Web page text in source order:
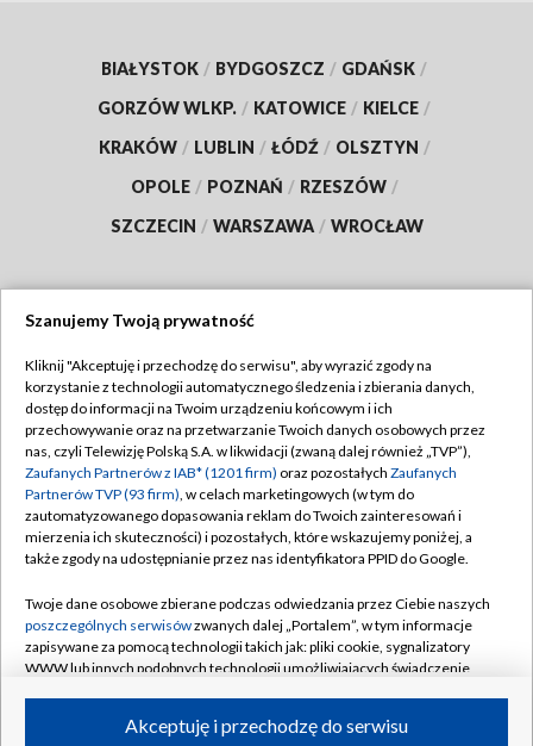
BIAŁYSTOK / BYDGOSZCZ / GDAŃSK /
GORZÓW WLKP. / KATOWICE / KIELCE /
KRAKÓW / LUBLIN / ŁÓDŹ / OLSZTYN /
OPOLE / POZNAŃ / RZESZÓW /
SZCZECIN / WARSZAWA / WROCŁAW
TVP
Abonament TVP
Emisja w TVP
Centrum informacji TVP
Naziemna Telewizja Cyfrowa
Rada Programowa
System NOS
Informacje o nadawcy
Program dla prasy
Regulamin TVP
Polityka prywatności
Moje zgody
Pomoc
Kontakt
Kanały
Szanujemy Twoją prywatność
Kliknij "Akceptuję i przechodzę do serwisu", aby wyrazić zgody na
korzystanie z technologii automatycznego śledzenia i zbierania danych,
dostęp do informacji na Twoim urządzeniu końcowym i ich
przechowywanie oraz na przetwarzanie Twoich danych osobowych przez
nas, czyli Telewizję Polską S.A. w likwidacji (zwaną dalej również „TVP”),
Zaufanych Partnerów z IAB* (1201 firm) oraz pozostałych Zaufanych
Partnerów TVP (93 firm), w celach marketingowych (w tym do
zautomatyzowanego dopasowania reklam do Twoich zainteresowań i
mierzenia ich skuteczności) i pozostałych, które wskazujemy poniżej, a
także zgody na udostępnianie przez nas identyfikatora PPID do Google.
Twoje dane osobowe zbierane podczas odwiedzania przez Ciebie naszych
poszczególnych serwisówzwanych dalej „Portalem”, w tym informacje
zapisywane za pomocą technologii takich jak: pliki cookie, sygnalizatory
WWW lub innych podobnych technologii umożliwiających świadczenie
ruchu w Internecie.Akceptuję i przechodzę do serwisu